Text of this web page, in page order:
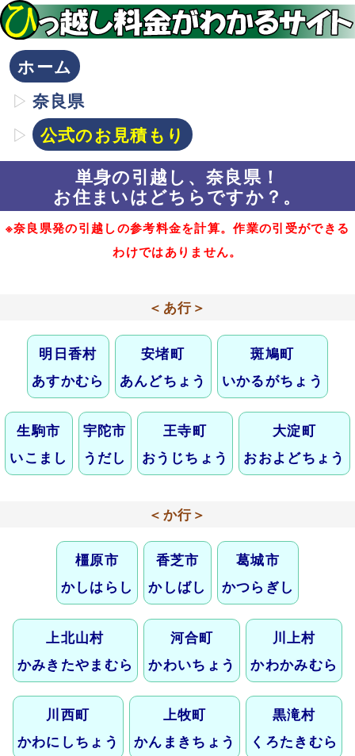
ホーム
奈良県
公式のお見積もり
単身の引越し、奈良県！
お住まいはどちらですか？。
※奈良県発の引越しの参考料金を計算。作業の引受ができる
わけではありません。
＜あ行＞
明日香村
あすかむら
安堵町
あんどちょう
斑鳩町
いかるがちょう
生駒市
いこまし
宇陀市
うだし
王寺町
おうじちょう
大淀町
おおよどちょう
＜か行＞
橿原市
かしはらし
香芝市
かしばし
葛城市
かつらぎし
上北山村
かみきたやまむら
河合町
かわいちょう
川上村
かわかみむら
川西町
かわにしちょう
上牧町
かんまきちょう
黒滝村
くろたきむら